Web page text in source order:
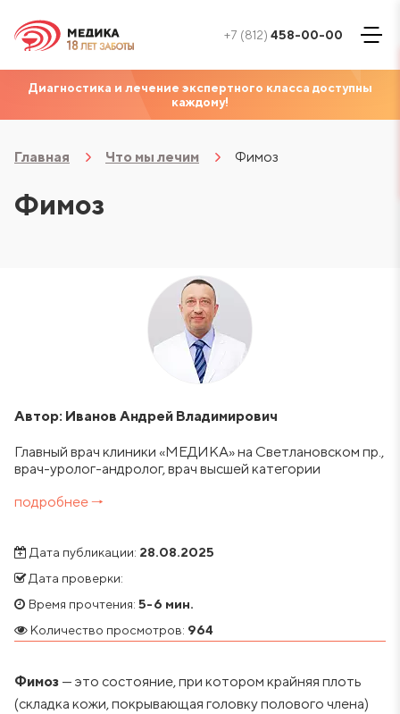
+7 (812) 458-00-00
Диагностика и лечение экспертного класса доступны
каждому!
Главная Что мы лечим Фимоз
Фимоз
Автор: Иванов Андрей Владимирович
Главный врач клиники «МЕДИКА» на Светлановском пр.,
врач-уролог-андролог, врач высшей категории
подробнее 🠒
Дата публикации: 28.08.2025
Дата проверки:
Время прочтения: 5-6 мин.
Количество просмотров: 964
Фимоз — это состояние, при котором крайняя плоть
(складка кожи, покрывающая головку полового члена)